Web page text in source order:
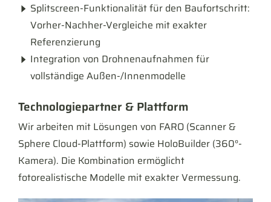
Splitscreen-Funktionalität für den Baufortschritt:
Vorher-Nachher-Vergleiche mit exakter
Referenzierung
Integration von Drohnenaufnahmen für
vollständige Außen-/Innenmodelle
Technologiepartner & Plattform
Wir arbeiten mit Lösungen von FARO (Scanner &
Sphere Cloud-Plattform) sowie HoloBuilder (360°-
Kamera). Die Kombination ermöglicht
fotorealistische Modelle mit exakter Vermessung.